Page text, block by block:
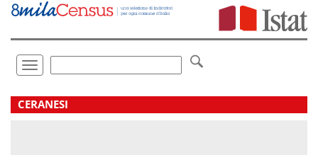
Vai
direttamente
Toggle
navigation
.
CERANESI